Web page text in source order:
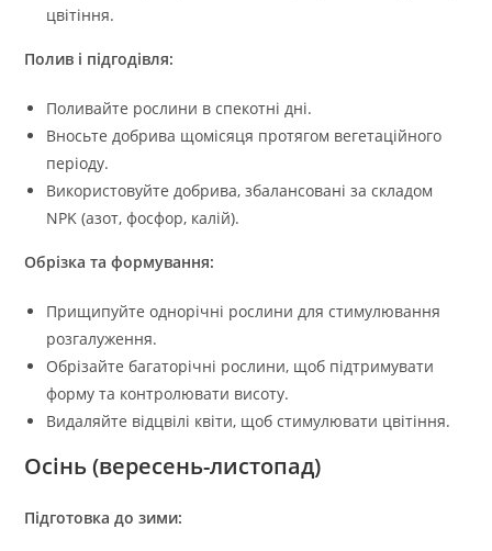
цвітіння.
Полив і підгодівля:
Поливайте рослини в спекотні дні.
Вносьте добрива щомісяця протягом вегетаційного
періоду.
Використовуйте добрива, збалансовані за складом
NPK (азот, фосфор, калій).
Обрізка та формування:
Прищипуйте однорічні рослини для стимулювання
розгалуження.
Обрізайте багаторічні рослини, щоб підтримувати
форму та контролювати висоту.
Видаляйте відцвілі квіти, щоб стимулювати цвітіння.
Осінь (вересень-листопад)
Підготовка до зими: